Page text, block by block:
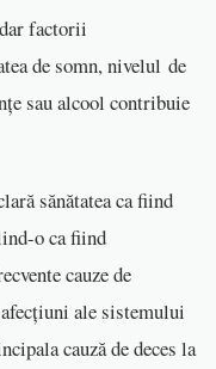
factorii
de somn, nivelul de
sau alcool contribuie
sănătatea ca fiind
o ca fiind
cauze de
ale sistemului
cauză de deces la